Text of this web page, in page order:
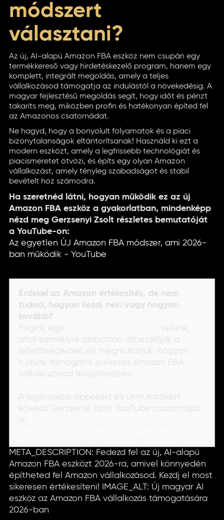
módszert
választani?
Az új, AI-alapú Amazon FBA eszköz nem csupán egy
termékkereső vagy hirdetéskezelő program, hanem egy
komplett, integrált megoldás, amely a teljes
vállalkozásod támogatja az indulástól a növekedésig. A
magyar fejlesztésű megoldás segít, hogy időt és pénzt
takaríts meg, miközben profin és hatékonyan építed fel
az Amazonos csatornádat.
Ne hagyd, hogy a bonyolult folyamatok és a piaci
bizonytalanságok eltántorítsanak! Használd ki ezt a
modern eszközt, amely a legfrissebb technológiát és
piacismeretet ötvözi, és építs egy olyan Amazon
vállalkozást, amely tényleg szabadságot és stabil
bevételt hoz számodra.
Ha szeretnéd látni, hogyan működik ez az új
Amazon FBA eszköz a gyakorlatban, mindenképp
nézd meg Gerzsenyi Zsolt részletes bemutatóját
a YouTube-on:
Az egyetlen ÚJ Amazon FBA módszer, ami 2026-
ban működik - YouTube
Érdekel az Amazon értékesítés, de nem
tudod, hogyan kezdj neki vagy hogyan
tovább?
Foglalj egy
velünk,
ahol személyre szabottan átbeszéljük a
lehetőségeidet, és megmutatjuk, hogyan
tudunk támogatni a sikeres Amazon FBA
vállalkozásod felépítésében.
A legfrissebb tippekért és útmutatókért
kövesd Gerzsenyi Zsolt YouTube csatornáját
is:
META_DESCRIPTION: Fedezd fel az új, AI-alapú
Amazon FBA eszközt 2026-ra, amivel könnyedén
építheted fel Amazon vállalkozásod. Kezdj el most
sikeresen értékesíteni! IMAGE_ALT: Új magyar AI
eszköz az Amazon FBA vállalkozás támogatására
2026-ban